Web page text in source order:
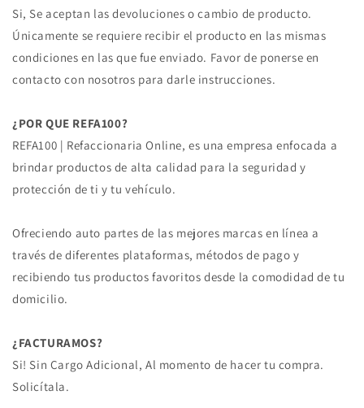
Si, Se aceptan las devoluciones o cambio de producto.
Únicamente se requiere recibir el producto en las mismas
condiciones en las que fue enviado. Favor de ponerse en
contacto con nosotros para darle instrucciones.
¿POR QUE REFA100?
REFA100 | Refaccionaria Online, es una empresa enfocada a
brindar productos de alta calidad para la seguridad y
protección de ti y tu vehículo.
Ofreciendo auto partes de las mejores marcas en línea a
través de diferentes plataformas, métodos de pago y
recibiendo tus productos favoritos desde la comodidad de tu
domicilio.
¿FACTURAMOS?
Si! Sin Cargo Adicional, Al momento de hacer tu compra.
Solicítala.